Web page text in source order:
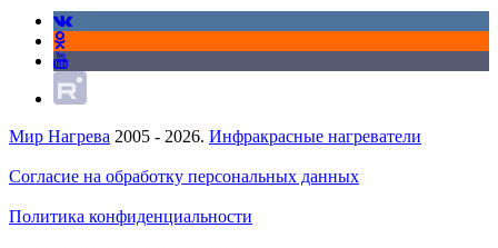
Мир Нагрева 2005 - 2026. Инфракрасные нагреватели
Согласие на обработку персональных данных
Политика конфиденциальности